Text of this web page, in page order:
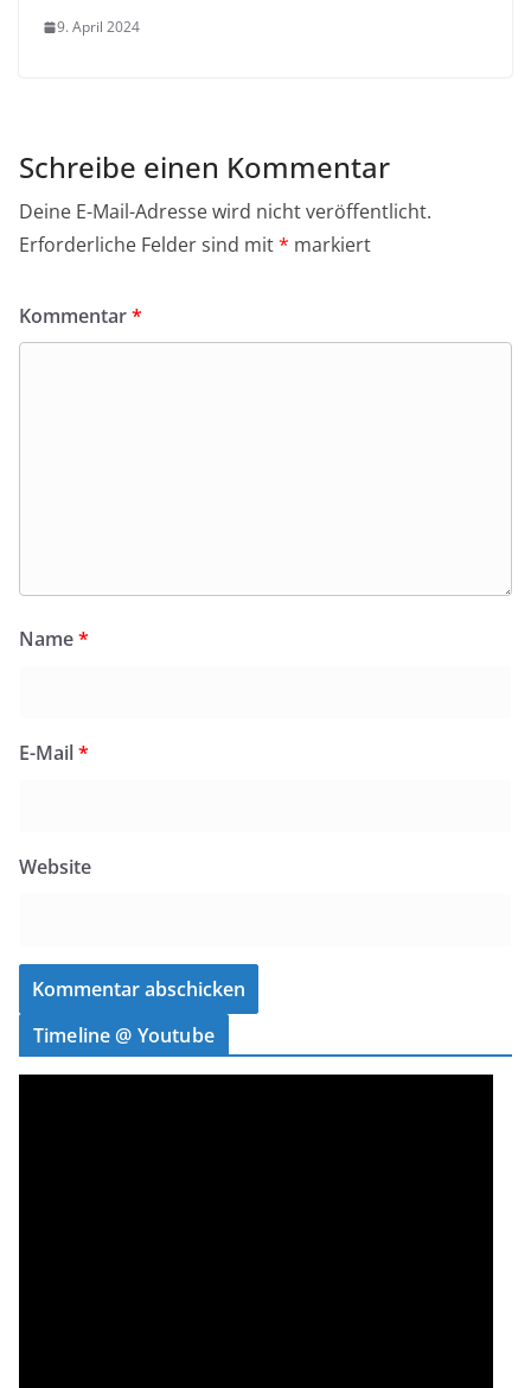
9. April 2024
Schreibe einen Kommentar
Deine E-Mail-Adresse wird nicht veröffentlicht.
Erforderliche Felder sind mit* markiert
Kommentar*
Name*
E-Mail*
Website
Timeline @ Youtube